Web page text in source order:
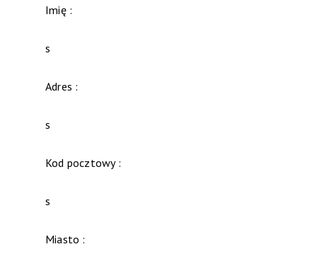
Imię :
s
Adres :
s
Kod pocztowy :
s
Miasto :